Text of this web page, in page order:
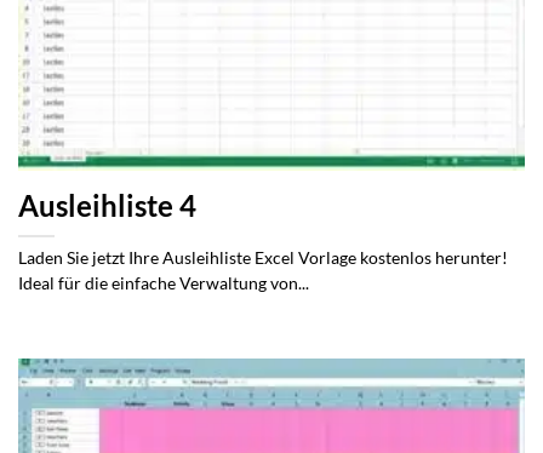
Ausleihliste 4
Laden Sie jetzt Ihre Ausleihliste Excel Vorlage kostenlos herunter!
Ideal für die einfache Verwaltung von...